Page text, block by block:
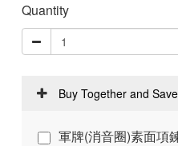
Quantity
Buy Together and
軍牌(消音圈)素面項